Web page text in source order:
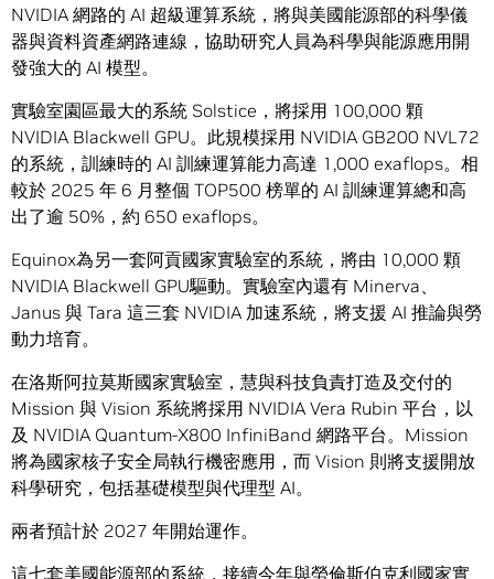
NVIDIA 網路的 AI 超級運算系統，將與美國能源部的科學儀
器與資料資產網路連線，協助研究人員為科學與能源應用開
發強大的 AI 模型。
實驗室園區最大的系統 Solstice，將採用 100,000 顆
NVIDIA Blackwell GPU。此規模採用 NVIDIA GB200 NVL72
的系統，訓練時的 AI 訓練運算能力高達 1,000 exaflops。相
較於 2025 年 6 月整個 TOP500 榜單的 AI 訓練運算總和高
出了逾 50%，約 650 exaflops。
Equinox為另一套阿貢國家實驗室的系統，將由 10,000 顆
NVIDIA Blackwell GPU驅動。實驗室內還有 Minerva、
Janus 與 Tara 這三套 NVIDIA 加速系統，將支援 AI 推論與勞
動力培育。
在洛斯阿拉莫斯國家實驗室，慧與科技負責打造及交付的
Mission 與 Vision 系統將採用 NVIDIA Vera Rubin 平台，以
及 NVIDIA Quantum-X800 InfiniBand 網路平台。Mission
將為國家核子安全局執行機密應用，而 Vision 則將支援開放
科學研究，包括基礎模型與代理型 AI。
兩者預計於 2027 年開始運作。
這七套美國能源部的系統，接續今年與勞倫斯伯克利國家實